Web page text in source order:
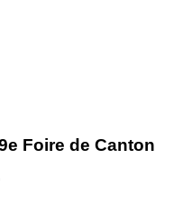
Foire de Canton